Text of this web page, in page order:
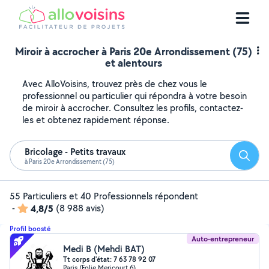
Miroir à accrocher à Paris 20e Arrondissement (75)
et alentours
Avec AlloVoisins, trouvez près de chez vous le
professionnel ou particulier qui répondra à votre besoin
de miroir à accrocher. Consultez les profils, contactez-
les et obtenez rapidement réponse.
Bricolage - Petits travaux
à Paris 20e Arrondissement (75)
55 Particuliers et 40 Professionnels répondent
-
4,8/5 (8 988 avis)
Profil boosté
Auto-entrepreneur
Medi B (Mehdi BAT)
Tt corps d'état: 7 63 78 92 07